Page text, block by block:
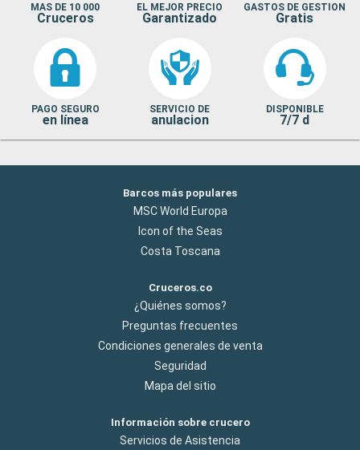
MAS DE 10 000
Cruceros
EL MEJOR PRECIO
Garantizado
GASTOS DE GESTION
Gratis
PAGO SEGURO
en línea
SERVICIO DE
anulacion
DISPONIBLE
7/7 d
Barcos más populares
MSC World Europa
Icon of the Seas
Costa Toscana
Cruceros.co
¿Quiénes somos?
Preguntas frecuentes
Condiciones generales de venta
Seguridad
Mapa del sitio
Información sobre crucero
Servicios de Asistencia